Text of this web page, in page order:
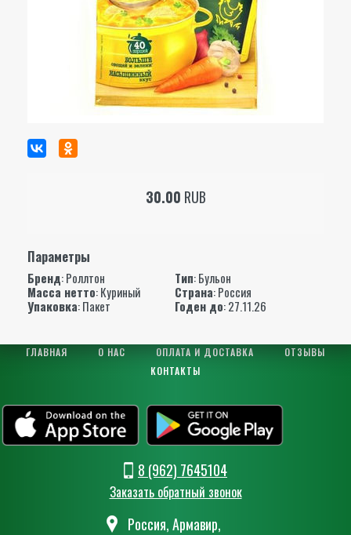
30.00 RUB
Параметры
Бренд:Роллтон Тип: Бульон
Масса нетто: Куриный Страна: Россия
Упаковка: Пакет Годен до: 27.11.26
ГЛАВНАЯ О НАС ОПЛАТА И ДОСТАВКА
ОТЗЫВЫ
КОНТАКТЫ
8 (962) 7645104
Заказать обратный звонок
Россия, Армавир,